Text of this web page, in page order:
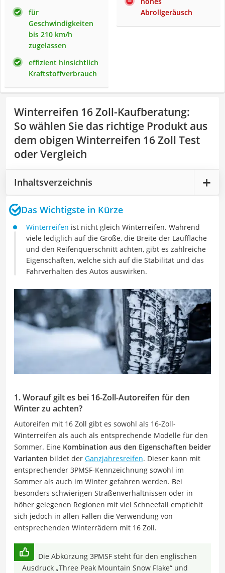
für
Geschwindigkeiten
bis 210 km/h
zugelassen
effizient hinsichtlich
Kraftstoffverbrauch
Abrollgeräusch
Winterreifen 16 Zoll-Kaufberatung:
So wählen Sie das richtige Produkt aus
dem obigen Winterreifen 16 Zoll Test
oder Vergleich
Inhaltsverzeichnis
Das Wichtigste in Kürze
Winterreifen ist nicht gleich Winterreifen. Während
viele lediglich auf die Größe, die Breite der Lauffläche
und den Reifenquerschnitt achten, gibt es zahlreiche
Eigenschaften, welche sich auf die Stabilität und das
Fahrverhalten des Autos auswirken.
1. Worauf gilt es bei 16-Zoll-Autoreifen für den
Winter zu achten?
Autoreifen mit 16 Zoll gibt es sowohl als 16-Zoll-
Winterreifen als auch als entsprechende Modelle für den
Sommer. Eine Kombination aus den Eigenschaften beider
Varianten bildet der Ganzjahresreifen. Dieser kann mit
entsprechender 3PMSF-Kennzeichnung sowohl im
Sommer als auch im Winter gefahren werden. Bei
besonders schwierigen Straßenverhältnissen oder in
höher gelegenen Regionen mit viel Schneefall empfiehlt
sich jedoch in allen Fällen die Verwendung von
entsprechenden Winterrädern mit 16 Zoll.
Die Abkürzung 3PMSF steht für den englischen
Ausdruck „Three Peak Mountain Snow Flake“ und